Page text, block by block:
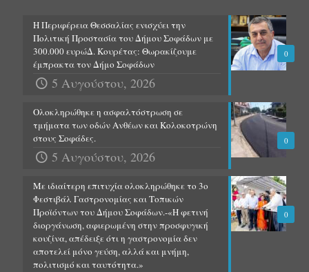
0
Η Περιφέρεια Θεσσαλίας ενισχύει την
Πολιτική Προστασία του Δήμου Σοφάδων με
300.000 ευρώΔ. Κουρέτας: Θωρακίζουμε
έμπρακτα τον Δήμο Σοφάδων
5 Αυγούστου, 2026
0
Ολοκληρώθηκε η ασφαλτόστρωση σε
τμήματα των οδών Ανθέων και Κολοκοτρώνη
στους Σοφάδες.
5 Αυγούστου, 2026
0
Με ιδιαίτερη επιτυχία ολοκληρώθηκε το 3ο
Φεστιβάλ Γαστρονομίας και Τοπικών
Προϊόντων του Δήμου Σοφάδων.-«Η φετινή
διοργάνωση, αφιερωμένη στην προσφυγική
κουζίνα, απέδειξε ότι η γαστρονομία δεν
αποτελεί μόνο γεύση, αλλά και μνήμη,
πολιτισμό και ταυτότητα.»